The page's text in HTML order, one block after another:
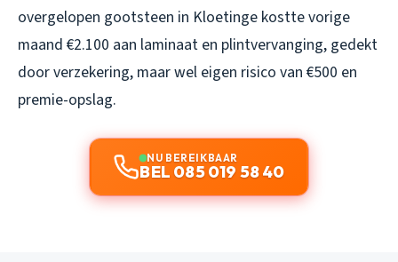
overgelopen gootsteen in Kloetinge kostte vorige
maand €2.100 aan laminaat en plintvervanging, gedekt
door verzekering, maar wel eigen risico van €500 en
premie-opslag.
NU BEREIKBAAR
BEL 085 019 58 40